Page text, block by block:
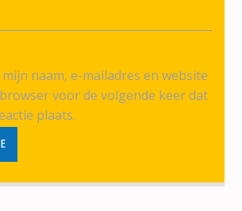
naam, e-mailadres en website
voor de volgende keer dat
plaats.